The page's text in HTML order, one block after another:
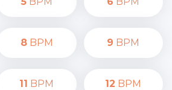
8BPM 9 BPM
11 BPM 12 BPM